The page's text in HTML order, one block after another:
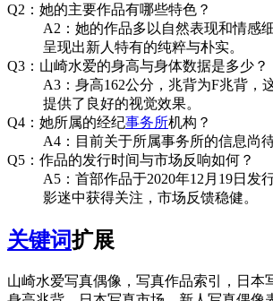
Q2：她的主要作品有哪些特色？
A2：她的作品多以自然表现和情感
呈现出新人特有的纯粹与朴实。
Q3：山崎水爱的身高与身体数据是多少？
A3：身高162公分，兆背为F兆背，
提供了良好的视觉效果。
Q4：她所属的经纪事务所机构？
A4：目前关于所属事务所的信息尚
Q5：作品的发行时间与市场反响如何？
A5：首部作品于2020年12月19日发
影迷中获得关注，市场反馈稳健。
关键词扩展
山崎水爱写真偶像，写真作品索引，日本